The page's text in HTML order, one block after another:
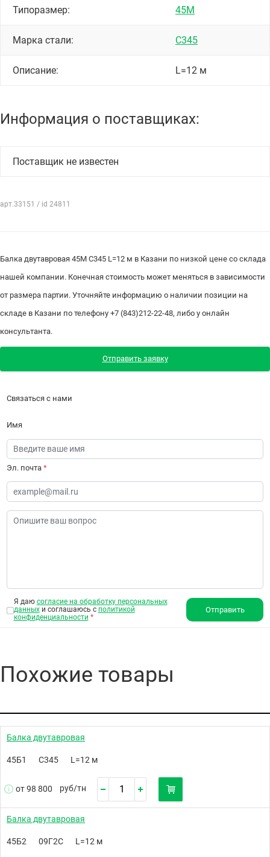
Типоразмер: 45М
Марка стали: С345
Описание: L=12 м
Информация о поставщиках:
Поставщик не известен
арт.33151 / id 24811
Балка двутавровая 45М С345 L=12 м в Казани по низкой цене со склада
нашей компании. Конечная стоимость может меняться в зависимости
от размера партии. Уточняйте информацию о наличии позиции на
складе в Казани по телефону +7 (843)212-22-48, либо у онлайн
консультанта.
Отправить заявку
Связаться с нами
Имя
Эл. почта *
Я даю согласие на обработку персональных
данныхи соглашаюсь с политикой
конфиденциальности *
Отправить
Похожие товары
Балка двутавровая
45Б1 С345 L=12 м
от 98 800 руб/тн
Балка двутавровая
45Б2 09Г2С L=12 м